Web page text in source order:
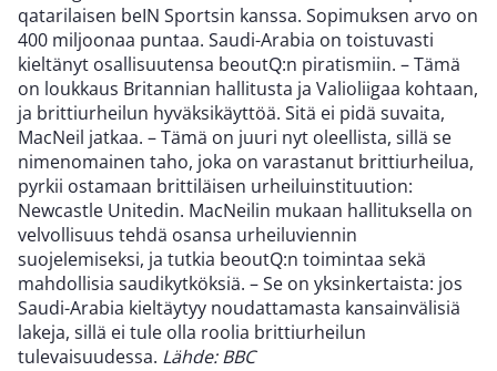
qatarilaisen beIN Sportsin kanssa. Sopimuksen arvo on
400 miljoonaa puntaa. Saudi-Arabia on toistuvasti
kieltänyt osallisuutensa beoutQ:n piratismiin. – Tämä
on loukkaus Britannian hallitusta ja Valioliigaa kohtaan,
ja brittiurheilun hyväksikäyttöä. Sitä ei pidä suvaita,
MacNeil jatkaa. – Tämä on juuri nyt oleellista, sillä se
nimenomainen taho, joka on varastanut brittiurheilua,
pyrkii ostamaan brittiläisen urheiluinstituution:
Newcastle Unitedin. MacNeilin mukaan hallituksella on
velvollisuus tehdä osansa urheiluviennin
suojelemiseksi, ja tutkia beoutQ:n toimintaa sekä
mahdollisia saudikytköksiä. – Se on yksinkertaista: jos
Saudi-Arabia kieltäytyy noudattamasta kansainvälisiä
lakeja, sillä ei tule olla roolia brittiurheilun
tulevaisuudessa. Lähde: BBC